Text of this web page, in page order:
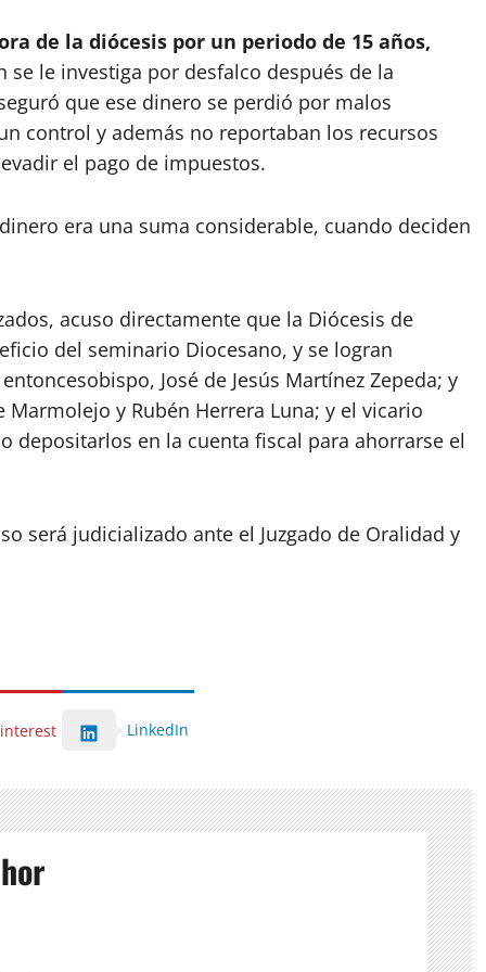
de la diócesis por un periodo de 15 años,
se le investiga por desfalco después de la
que ese dinero se perdió por malos
control y además no reportaban los recursos
el pago de impuestos.
era una suma considerable, cuando deciden
acuso directamente que la Diócesis de
del seminario Diocesano, y se logran
José de Jesús Martínez Zepeda; y
y Rubén Herrera Luna; y el vicario
depositarlos en la cuenta fiscal para ahorrarse el
será judicializado ante el Juzgado de Oralidad y
LinkedIn